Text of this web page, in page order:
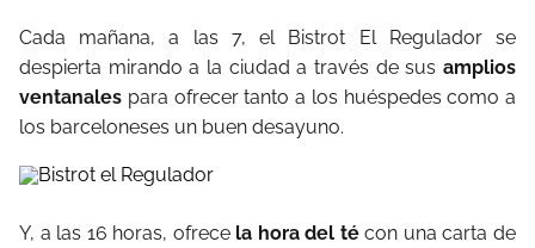
Cada mañana, a las 7, el Bistrot El Regulador se
despierta mirando a la ciudad a través de sus amplios
ventanales para ofrecer tanto a los huéspedes como a
los barceloneses un buen desayuno.
Y, a las 16 horas, ofrecela hora del técon una carta de